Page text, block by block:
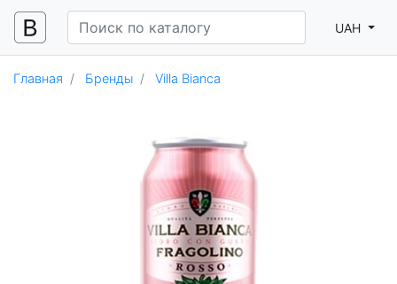
UAH
Главная Бренды Villa Bianca